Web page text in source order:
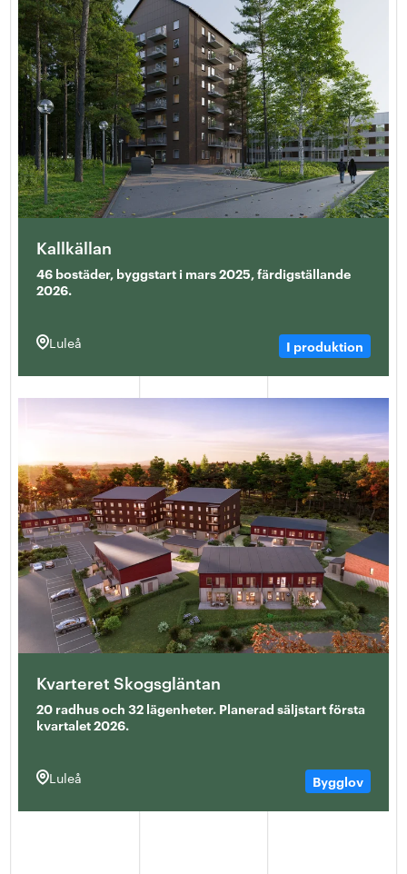
Kallkällan
46 bostäder, byggstart i mars 2025, färdigställande
2026.
Luleå I produktion
Kvarteret Skogsgläntan
20 radhus och 32 lägenheter. Planerad säljstart första
kvartalet 2026.
Luleå Bygglov